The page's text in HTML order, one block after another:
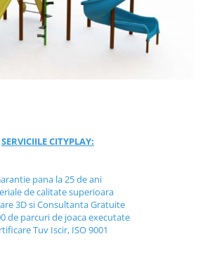
SERVICIILE CITYPLAY:
pana la 25 de ani
de calitate superioara
3D si Consultanta Gratuite
de parcuri de joaca executate
Tuv Iscir, ISO 9001